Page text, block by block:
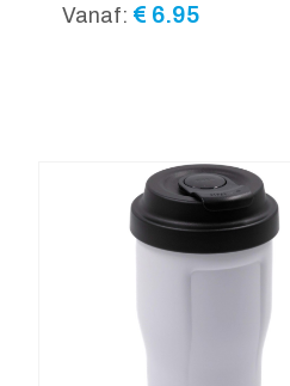
Vanaf: € 6.95